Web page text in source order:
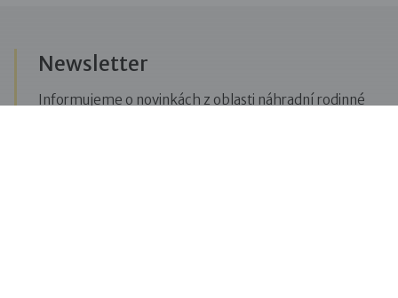
Newsletter
Informujeme o novinkách z oblasti náhradní rodinné